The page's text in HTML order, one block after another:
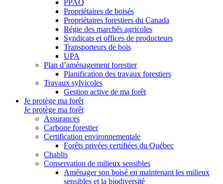
PPAQ
Propriétaires de boisés
Propriétaires forestiers du Canada
Régie des marchés agricoles
Syndicats et offices de producteurs
Transporteurs de bois
UPA
Plan d’aménagement forestier
Planification des travaux forestiers
Travaux sylvicoles
Gestion active de ma forêt
Je protège ma forêt
Je protège ma forêt
Assurances
Carbone forestier
Certification environnementale
Forêts privées certifiées du Québec
Chablis
Conservation de milieux sensibles
Aménager son boisé en maintenant les milieux
sensibles et la biodiversité